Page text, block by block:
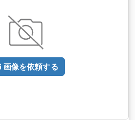
画像を依頼する